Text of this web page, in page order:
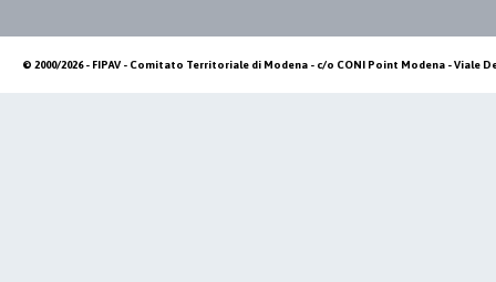
© 2000/2026 - FIPAV - Comitato Territoriale di Modena - c/o CONI Point Modena - Viale